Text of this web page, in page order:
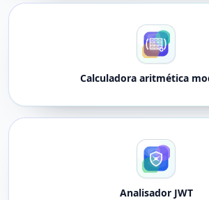
Calculadora aritmética
Analisador JWT